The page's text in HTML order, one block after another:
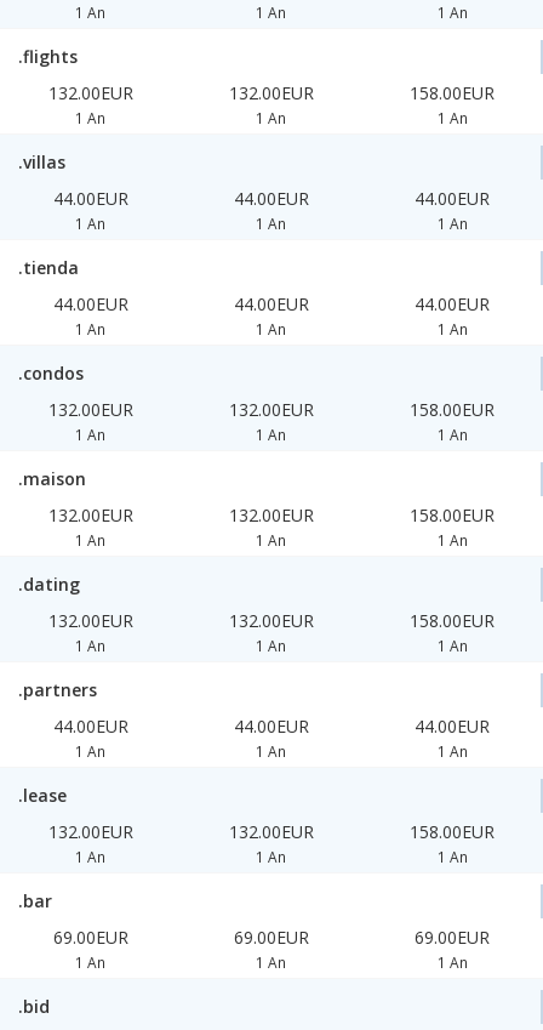
1 An 1 An 1 An
.flights
132.00EUR
1 An
132.00EUR
1 An
158.00EUR
1 An
.villas
44.00EUR
1 An
44.00EUR
1 An
44.00EUR
1 An
.tienda
44.00EUR
1 An
44.00EUR
1 An
44.00EUR
1 An
.condos
132.00EUR
1 An
132.00EUR
1 An
158.00EUR
1 An
.maison
132.00EUR
1 An
132.00EUR
1 An
158.00EUR
1 An
.dating
132.00EUR
1 An
132.00EUR
1 An
158.00EUR
1 An
.partners
44.00EUR
1 An
44.00EUR
1 An
44.00EUR
1 An
.lease
132.00EUR
1 An
132.00EUR
1 An
158.00EUR
1 An
.bar
69.00EUR
1 An
69.00EUR
1 An
69.00EUR
1 An
.bid